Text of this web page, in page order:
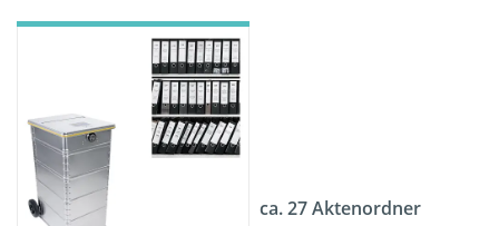
ca. 27 Aktenordner